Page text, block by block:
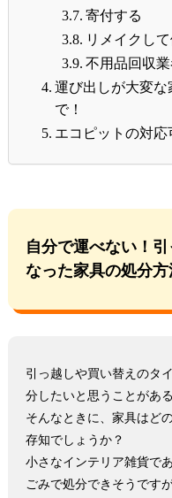
寄付する
リメイクして
不用品回収
運び出しが大変な
で！
エコピットの対応
自分で運べない！
なった家具の処分方
引っ越しや買い替えのタ
分したいと思うことがあ
そんなときに、家具はど
存知でしょうか？
小さなインテリア雑貨で
ごみで処分できそうです